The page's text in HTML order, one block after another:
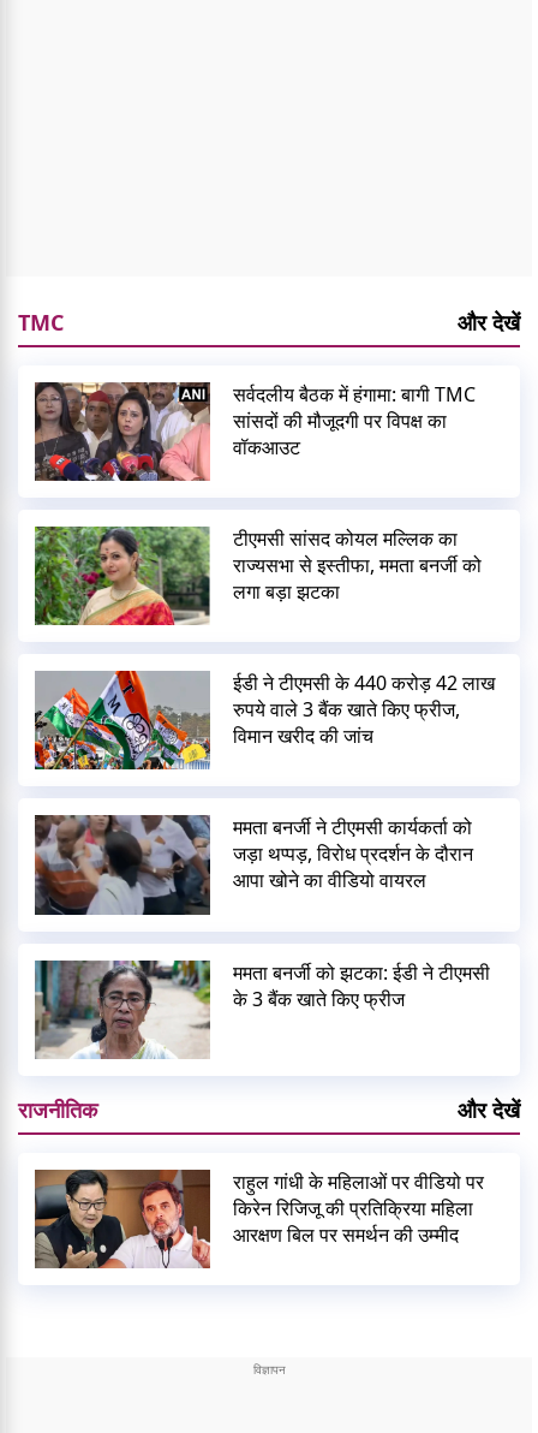
TMC और देखें
सर्वदलीय बैठक में हंगामा: बागी TMC
सांसदों की मौजूदगी पर विपक्ष का
वॉकआउट
टीएमसी सांसद कोयल मल्लिक का
राज्यसभा से इस्तीफा, ममता बनर्जी को
लगा बड़ा झटका
ईडी ने टीएमसी के 440 करोड़ 42 लाख
रुपये वाले 3 बैंक खाते किए फ्रीज,
विमान खरीद की जांच
ममता बनर्जी ने टीएमसी कार्यकर्ता को
जड़ा थप्पड़, विरोध प्रदर्शन के दौरान
आपा खोने का वीडियो वायरल
ममता बनर्जी को झटका: ईडी ने टीएमसी
के 3 बैंक खाते किए फ्रीज
राजनीतिक और देखें
राहुल गांधी के महिलाओं पर वीडियो पर
किरेन रिजिजू की प्रतिक्रिया महिला
आरक्षण बिल पर समर्थन की उम्मीद